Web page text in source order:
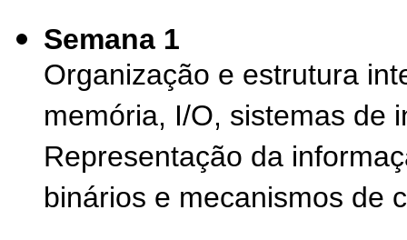
Semana 1
Organização e estrutura
memória, I/O, sistemas de
Representação da
binários e mecanismos de